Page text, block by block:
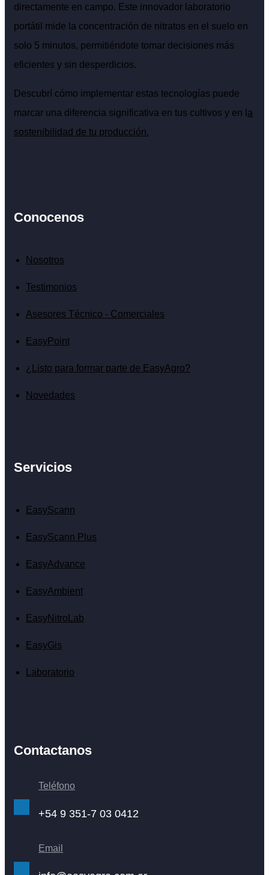
directamente en campo. Este innovador laboratorio
portátil mide la concentración de nitratos en el suelo en
solo 5 minutos, permitiéndote tomar decisiones más
eficientes y sin desperdicios.
Descubrí cómo implementar estas tecnologías puede
marcar una diferencia significativa en tus cultivos y en l a
sostenibilidad de tu producción.
Conocenos
Nosotros
Testimonios
Asesores Técnico - Comerciales
EasyPoint
¿Listo para formar parte de EasyAgro?
Novedades
Servicios
EasyScann
EasyScann Plus
EasyAdvance
EasyAmbient
EasyNitroLab
EasyGis
Laboratorio
Contactanos
Teléfono
+54 9 351-7 03 0412
Email